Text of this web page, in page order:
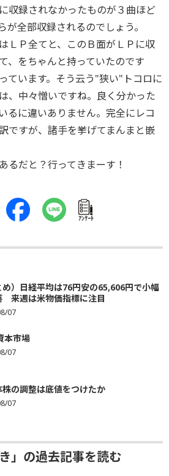
収録されなかったものが３曲ほど
が全部収録されるのでしょう。
ＬＰ全てと、このＢ面がＬＰに収
、をちゃんと持っていたのです
ています。そう云う"狭い"トコロに
、中々憎いですね。良く分かった
るに違いありません。完全にレコ
ですが、諸手を挙げてまんまと嵌
るだと？行ってきまーす！
ｱﾝｹｰﾄ
め）日経平均は76円安の65,606円で小幅
来週は米物価指標に注目
07
本市場
07
株の調整は底値をつけたか
07
」の過去記事を読む